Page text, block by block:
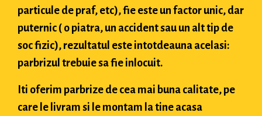
particule de praf, etc), fie este un factor unic, dar
puternic ( o piatra, un accident sau un alt tip de
soc fizic), rezultatul este intotdeauna acelasi:
parbrizul trebuie sa fie inlocuit.
Iti oferim parbrize de cea mai buna calitate, pe
care le livram si le montam la tine acasa